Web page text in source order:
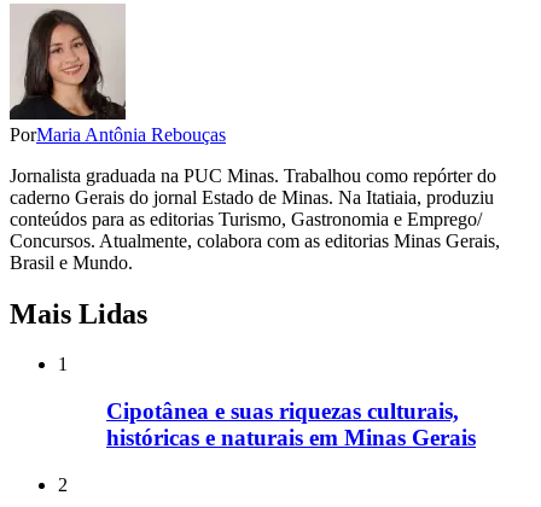
PorMaria Antônia Rebouças
Jornalista graduada na PUC Minas. Trabalhou como repórter do
caderno Gerais do jornal Estado de Minas. Na Itatiaia, produziu
conteúdos para as editorias Turismo, Gastronomia e Emprego/
Concursos. Atualmente, colabora com as editorias Minas Gerais,
Brasil e Mundo.
Mais Lidas
1
Cipotânea e suas riquezas culturais,
históricas e naturais em Minas Gerais
2